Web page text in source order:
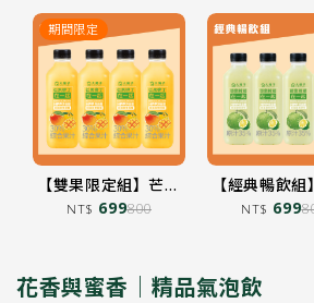
【雙果限定組】芒果
柳丁在一起 850mL
NT$ 699800
期間限定
【經典暢飲組
檸檬在一
NT$ 699
花香與蜜香｜精品氣泡飲